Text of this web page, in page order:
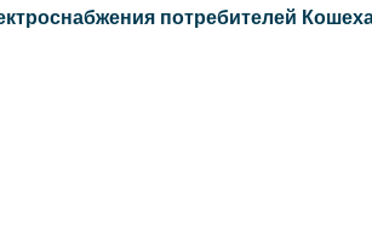
потребителей